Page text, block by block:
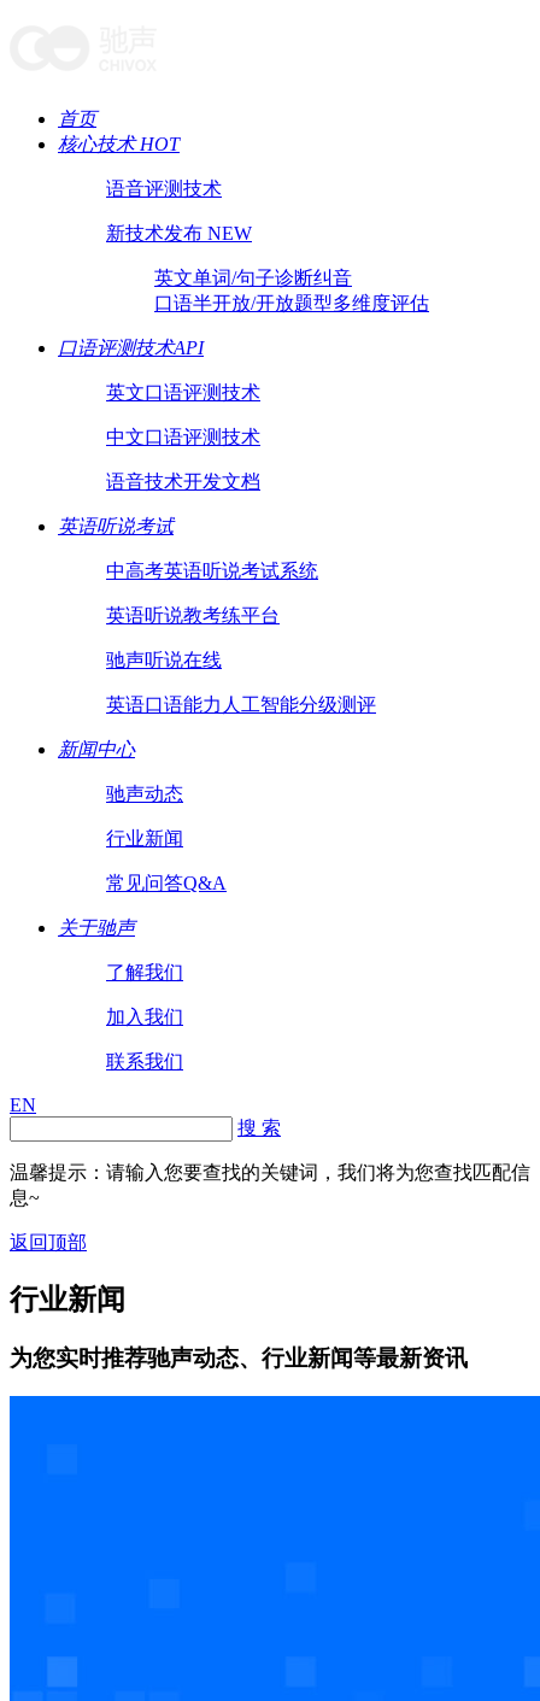
首页
核心技术 HOT
语音评测技术
新技术发布 NEW
英文单词/句子诊断纠音
口语半开放/开放题型多维度评估
口语评测技术API
英文口语评测技术
中文口语评测技术
语音技术开发文档
英语听说考试
中高考英语听说考试系统
英语听说教考练平台
驰声听说在线
英语口语能力人工智能分级测评
新闻中心
驰声动态
行业新闻
常见问答Q&A
关于驰声
了解我们
加入我们
联系我们
EN
搜 索
温馨提示：请输入您要查找的关键词，我们将为您查找匹配信
息~
返回顶部
行业新闻
为您实时推荐驰声动态、行业新闻等最新资讯